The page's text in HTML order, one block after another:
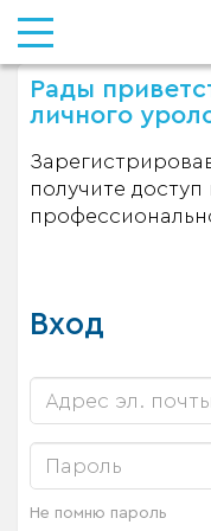
Рады
личного
получите
Вход
Не помню пароль